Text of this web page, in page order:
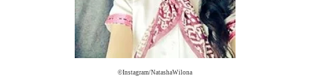
©Instagram/NatashaWilona